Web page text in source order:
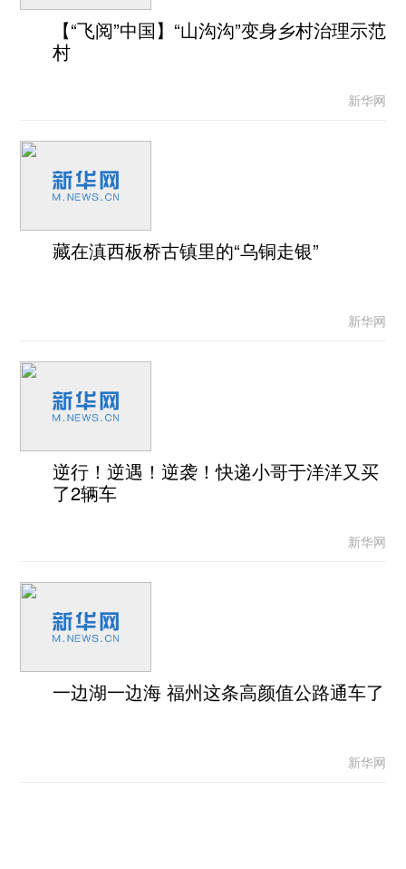
【“飞阅”中国】“山沟沟”变身乡村治理示范
村
新华网
藏在滇西板桥古镇里的“乌铜走银”
新华网
逆行！逆遇！逆袭！快递小哥于洋洋又买
了2辆车
新华网
一边湖一边海 福州这条高颜值公路通车了
新华网